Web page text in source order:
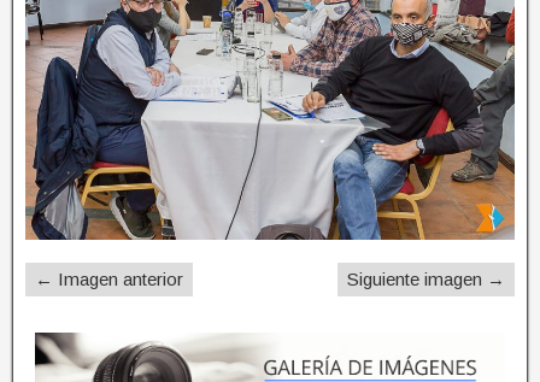
← Imagen anterior Siguiente imagen →